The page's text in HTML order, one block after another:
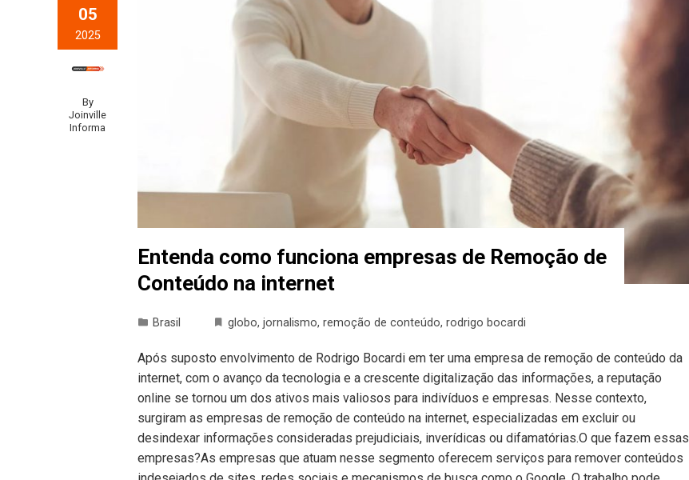
05
2025
By
Joinville
Informa
Entenda como funciona empresas de Remoção de
Conteúdo na internet
Brasil globo, jornalismo, remoção de conteúdo, rodrigo bocardi
Após suposto envolvimento de Rodrigo Bocardi em ter uma empresa de remoção de conteúdo da
internet, com o avanço da tecnologia e a crescente digitalização das informações, a reputação
online se tornou um dos ativos mais valiosos para indivíduos e empresas. Nesse contexto,
surgiram as empresas de remoção de conteúdo na internet, especializadas em excluir ou
desindexar informações consideradas prejudiciais, inverídicas ou difamatórias.O que fazem essas
empresas?As empresas que atuam nesse segmento oferecem serviços para remover conteúdos